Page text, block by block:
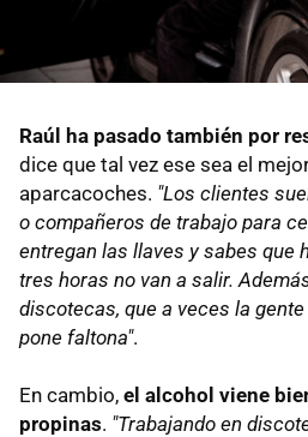
Raúl ha pasado también por
dice que tal vez ese sea el
aparcacoches. "Los clientes
o compañeros de trabajo para
entregan las llaves y sabes que
tres horas no van a salir.
discotecas, que a veces la
pone faltona".
En cambio, el alcohol viene
propinas. "Trabajando en